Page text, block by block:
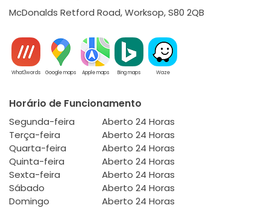
McDonalds Retford Road, Worksop, S80 2QB
What3words Google maps Apple maps Bing maps Waze
Horário de Funcionamento
Segunda-feira
Aberto 24 Horas
Terça-feira
Aberto 24 Horas
Quarta-feira
Aberto 24 Horas
Quinta-feira
Aberto 24 Horas
Sexta-feira
Aberto 24 Horas
Sábado
Aberto 24 Horas
Domingo
Aberto 24 Horas